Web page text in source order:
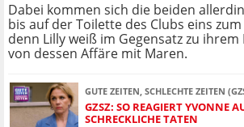
Dabei kommen sich die beiden
bis auf der Toilette des Clubs eins
denn Lilly weiß im Gegensatz zu
von dessen Affäre mit Maren.
GUTE ZEITEN, SCHLECHTE ZEITEN
GZSZ: SO REAGIERT YVONNE
SCHRECKLICHE TATEN